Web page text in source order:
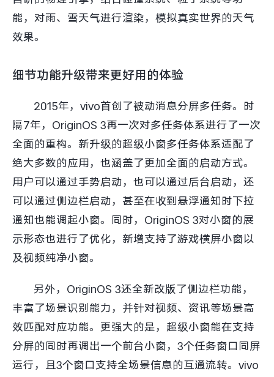
能，对雨、雪天气进行渲染，模拟真实世界的天气
效果。
细节功能升级带来更好用的体验
2015年，vivo首创了被动消息分屏多任务。时
隔7年，OriginOS 3再一次对多任务体系进行了一次
全面的重构。新升级的超级小窗多任务体系适配了
绝大多数的应用，也涵盖了更加全面的启动方式。
用户可以通过手势启动，也可以通过后台启动，还
可以通过侧边栏启动，甚至在收到悬浮通知时下拉
通知也能调起小窗。同时，OriginOS 3对小窗的展
示形态也进行了优化，新增支持了游戏横屏小窗以
及视频纯净小窗。
另外，OriginOS 3还全新改版了侧边栏功能，
丰富了场景识别能力，并针对视频、资讯等场景高
效匹配对应功能。更强大的是，超级小窗能在支持
分屏的同时再调出一个前台小窗，3个任务窗口同屏
运行，且3个窗口支持全场景信息的互通流转。vivo